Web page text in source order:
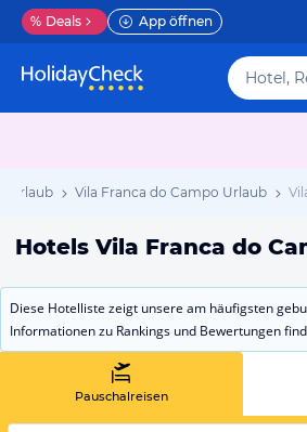
% Deals App öffnen
Urlaub Vila Franca do Campo Urlaub
Hotels Vila Franca do
Diese Hotelliste zeigt unsere am häufigsten
Informationen zu Rankings und Bewertungen
Pauschalreisen